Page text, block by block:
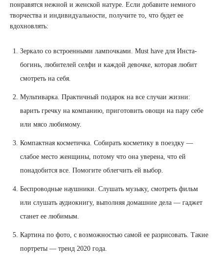
понравятся нежной и женской натуре. Если добавите немного
творчества и индивидуальности, получите то, что будет ее
вдохновлять:
Зеркало со встроенными лампочками. Must have для Инста-
богинь, любителей селфи и каждой девочке, которая любит
смотреть на себя.
Мультиварка. Практичный подарок на все случаи жизни:
варить гречку на компанию, приготовить овощи на пару себе
или мясо любимому.
Компактная косметичка. Собирать косметику в поездку —
слабое место женщины, потому что она уверена, что ей
понадобится все. Помогите облегчить ей выбор.
Беспроводные наушники. Слушать музыку, смотреть фильм
или слушать аудиокнигу, выполняя домашние дела — гаджет
станет ее любимым.
Картина по фото, с возможностью самой ее разрисовать. Такие
портреты — тренд 2020 года.